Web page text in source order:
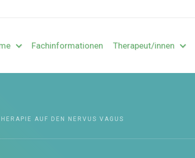
Fachinformationen Therapeut/innen
AUF DEN NERVUS VAGUS